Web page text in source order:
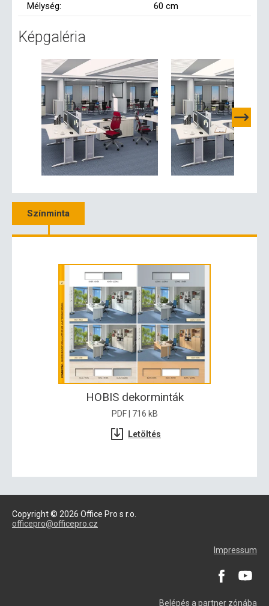
Mélység:
60 cm
Képgaléria
Színminta
HOBIS dekorminták
PDF | 716 kB
Letöltés
Copyright © 2026 Office Pro s r.o.
officepro@officepro.cz
Impressum
Belépés a partner zónába